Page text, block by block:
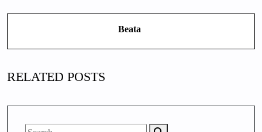
Beata
RELATED POSTS